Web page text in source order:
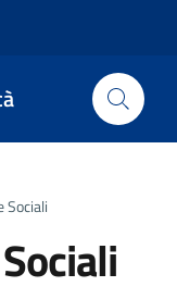
Sociali